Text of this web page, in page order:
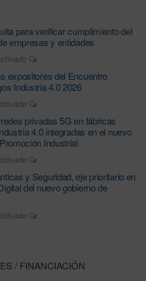
para verificar cumplimiento del
empresas y entidades
expositores del Encuentro
Industria 4.0 2026
privadas 5G en fábricas
4.0 integradas en el nuevo
Industrial
y Seguridad, eje prioritario en
del nuevo gobierno de
/ FINANCIACIÓN